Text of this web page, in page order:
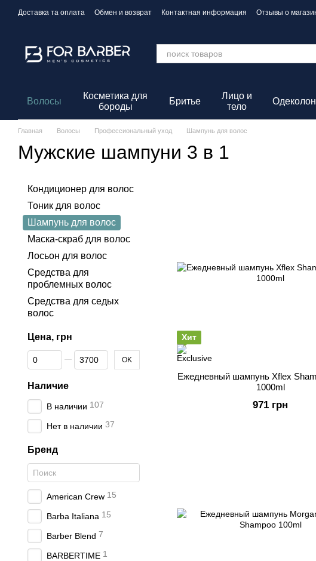
Перейти к основному контенту
Доставка та оплата Обмен и возврат Контактная информация Отзывы о
Волосы
Косметика для
бороды
Бритье
Лицо и
тело
Одеколон
Главная Волосы Профессиональный уход Шампунь для волос
Мужские шампуни 3 в 1
Хит
Ежедневный шампунь Xflex
1000ml
971 грн
Кондиционер для волос
Тоник для волос
Шампунь для волос
Маска-скраб для волос
Лосьон для волос
Средства для
проблемных волос
Средства для седых
волос
Цена, грн
От Цена, грн
До Цена, грн OK
Наличие
В наличии 107
Нет в наличии 37
Бренд
American Crew 15
Barba Italiana 15
Barber Blend 7
BARBERTIME 1